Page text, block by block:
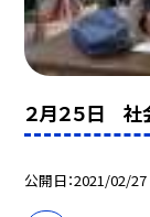
２月２５日 社
公開日 2021/02/27